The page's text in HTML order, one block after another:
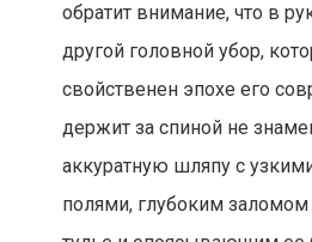
обратит внимание, что в
другой головной убор,
свойственен эпохе его
держит за спиной не
аккуратную шляпу с
полями, глубоким заломом